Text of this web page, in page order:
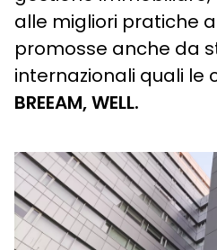
alle migliori pratiche
promosse anche da
internazionali quali le
BREEAM, WELL.